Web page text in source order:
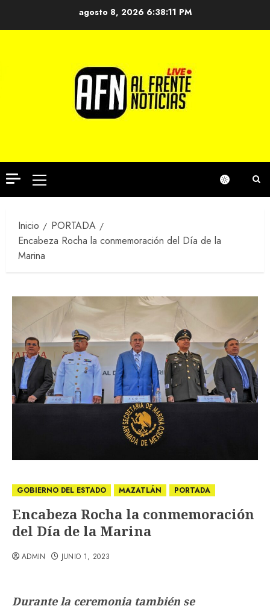
agosto 8, 2026 6:38:12 PM
Menú
principal
Inicio
PORTADA
Encabeza Rocha la conmemoración del Día de la
Marina
GOBIERNO DEL ESTADO MAZATLÁN PORTADA
Encabeza Rocha la conmemoración
del Día de la Marina
ADMIN JUNIO 1, 2023
Durante la ceremonia también se